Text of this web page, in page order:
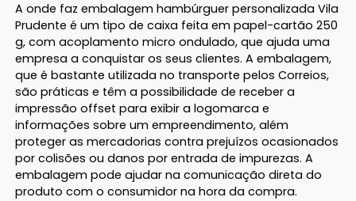
A onde faz embalagem hambúrguer personalizada Vila
Prudente é um tipo de caixa feita em papel-cartão 250
g, com acoplamento micro ondulado, que ajuda uma
empresa a conquistar os seus clientes. A embalagem,
que é bastante utilizada no transporte pelos Correios,
são práticas e têm a possibilidade de receber a
impressão offset para exibir a logomarca e
informações sobre um empreendimento, além
proteger as mercadorias contra prejuízos ocasionados
por colisões ou danos por entrada de impurezas. A
embalagem pode ajudar na comunicação direta do
produto com o consumidor na hora da compra.